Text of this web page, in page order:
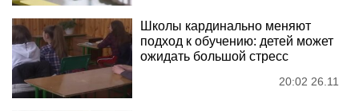
Школы кардинально меняют
подход к обучению: детей может
ожидать большой стресс
20:02 26.11